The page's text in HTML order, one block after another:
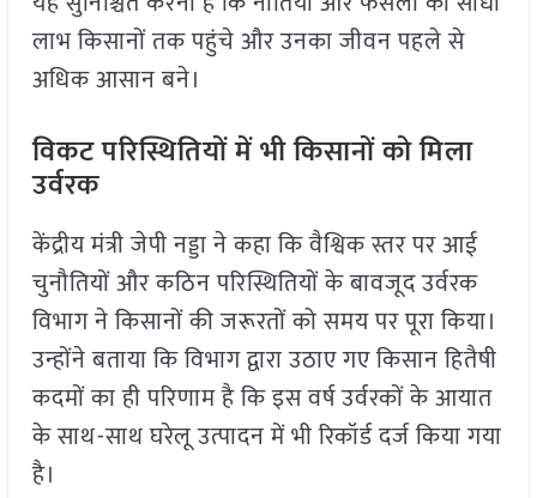
लाभ किसानों तक पहुंचे और उनका जीवन पहले से
अधिक आसान बने।
विकट परिस्थितियों में भी किसानों को मिला
उर्वरक
केंद्रीय मंत्री जेपी नड्डा ने कहा कि वैश्विक स्तर पर आई
चुनौतियों और कठिन परिस्थितियों के बावजूद उर्वरक
विभाग ने किसानों की जरूरतों को समय पर पूरा किया।
उन्होंने बताया कि विभाग द्वारा उठाए गए किसान हितैषी
कदमों का ही परिणाम है कि इस वर्ष उर्वरकों के आयात
के साथ-साथ घरेलू उत्पादन में भी रिकॉर्ड दर्ज किया गया
है।